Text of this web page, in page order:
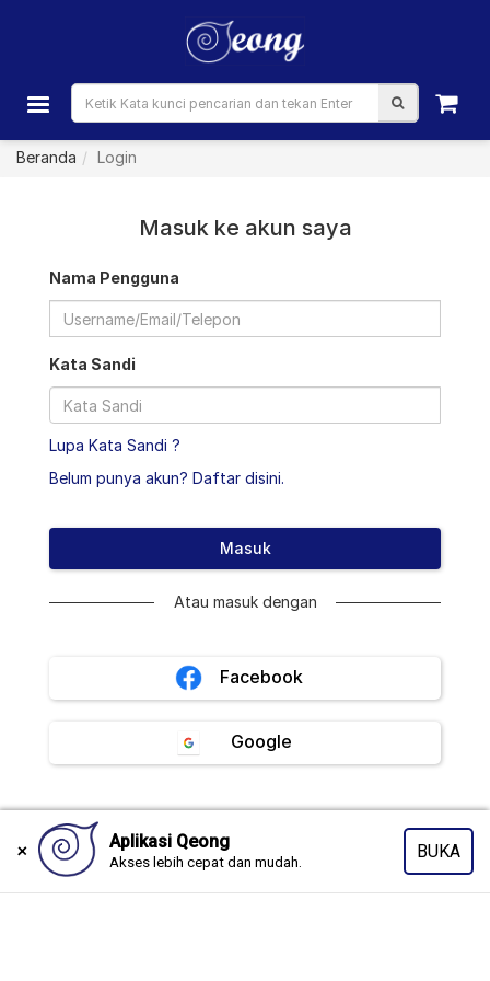
Beranda Login
Masuk ke akun saya
Nama Pengguna
Kata Sandi
Lupa Kata Sandi ?
Belum punya akun? Daftar disini.
Masuk
Atau masuk dengan
Facebook
Google